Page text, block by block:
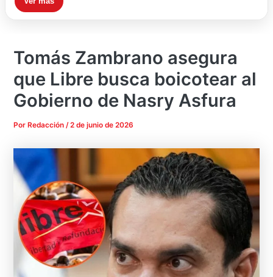
Tomás Zambrano asegura
que Libre busca boicotear al
Gobierno de Nasry Asfura
Por Redacción/2 de junio de 2026